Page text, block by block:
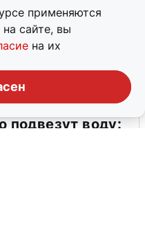
применяются
сайте, вы
на их
подвезут воду: